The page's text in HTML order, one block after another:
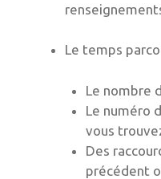
Le temps
Le nombre
Le numéro
vous
Des
précédent